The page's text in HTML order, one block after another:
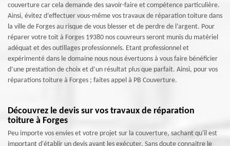
couverture car cela demande des savoir-faire et compétence particulière.
Ainsi, évitez d’effectuer vous-même vos travaux de réparation toiture dans
la ville de Forges au risque de vous blesser et de perdre de l’argent. Pour
réparer votre toit à Forges 19380 nos couvreurs seront munis du matériel
adéquat et des outillages professionnels. Etant professionnel et
expérimenté dans le domaine nous nous évertuons à vous faire bénéficier
d’une prestation de choix et d’un résultat plus que parfait. Ainsi, pour vos
réparations toiture à Forges ; faites appel à PB Couverture.
Découvrez le devis sur vos travaux de réparation
toiture à Forges
Peu importe vos envies et votre projet sur la couverture, sachant qu'il est
important d'établir un devis avant les exécuter. Sans doute connaitre le